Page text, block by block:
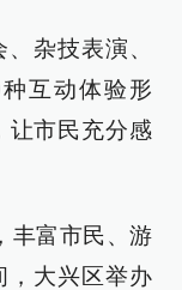
杂技表演、
互动体验形
让市民充分感
丰富市民、游
，大兴区举办